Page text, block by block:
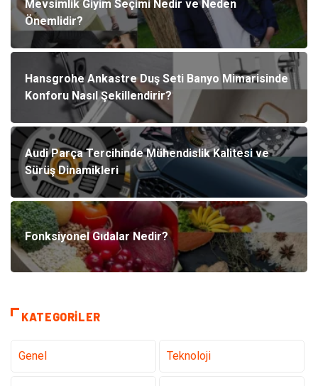
Mevsimlik Giyim Seçimi Nedir ve Neden
Önemlidir?
Hansgrohe Ankastre Duş Seti Banyo Mimarisinde
Konforu Nasıl Şekillendirir?
Audi Parça Tercihinde Mühendislik Kalitesi ve
Sürüş Dinamikleri
Fonksiyonel Gıdalar Nedir?
KATEGORILER
Genel Teknoloji